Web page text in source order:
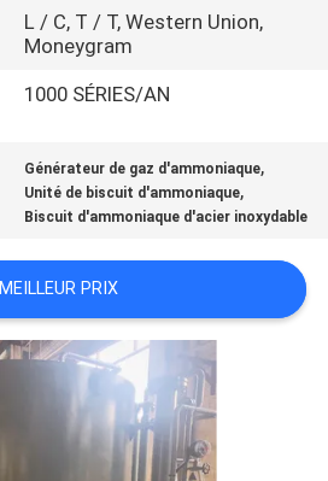
L / C, T / T, Western Union,
Moneygram
1000 SÉRIES/AN
Générateur de gaz d'ammoniaque,
Unité de biscuit d'ammoniaque,
Biscuit d'ammoniaque d'acier inoxydable
MEILLEUR PRIX